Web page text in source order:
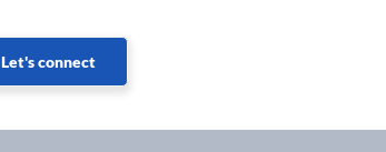
Let's connect